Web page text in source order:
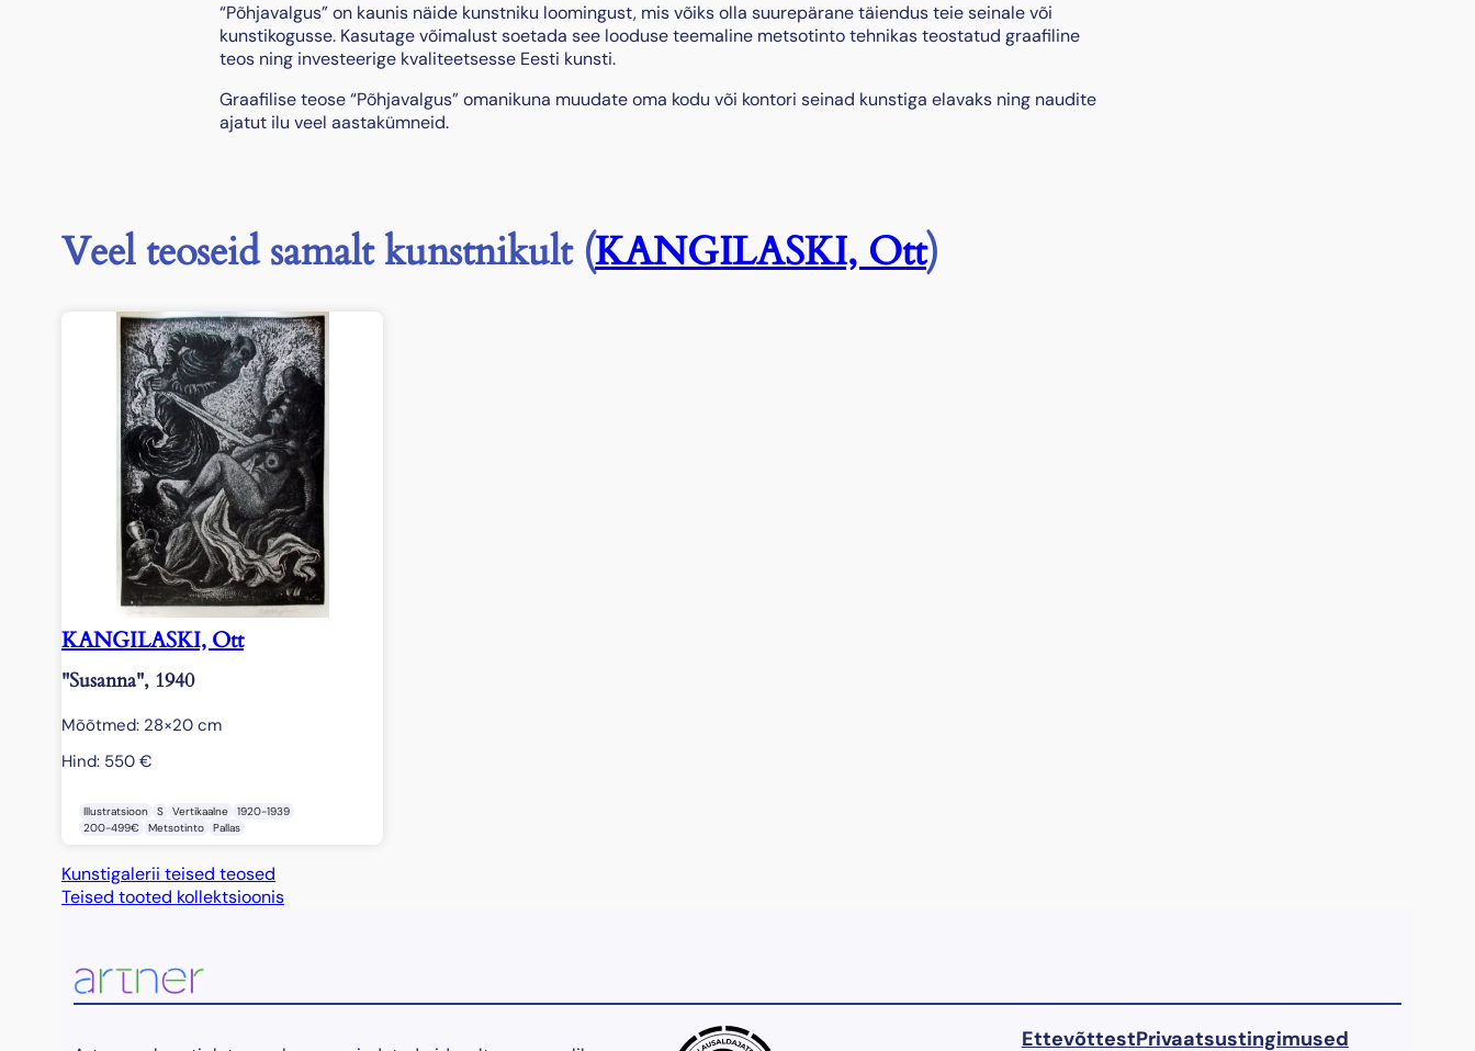
“Põhjavalgus” on kaunis näide kunstniku loomingust, mis võiks olla suurepärane täiendus teie seinale või
kunstikogusse. Kasutage võimalust soetada see looduse teemaline metsotinto tehnikas teostatud graafiline
teos ning investeerige kvaliteetsesse Eesti kunsti.
Graafilise teose “Põhjavalgus” omanikuna muudate oma kodu või kontori seinad kunstiga elavaks ning naudite
ajatut ilu veel aastakümneid.
Veel teoseid samalt kunstnikult (KANGILASKI, Ott)
KANGILASKI, Ott
"Susanna", 1940
Mõõtmed: 28×20 cm
Hind: 550 €
Illustratsioon S Vertikaalne
1920-1939
200-499€
Metsotinto Pallas
Kunstigalerii teised teosed
Teised tooted kollektsioonis
EttevõttestPrivaatsustingimused